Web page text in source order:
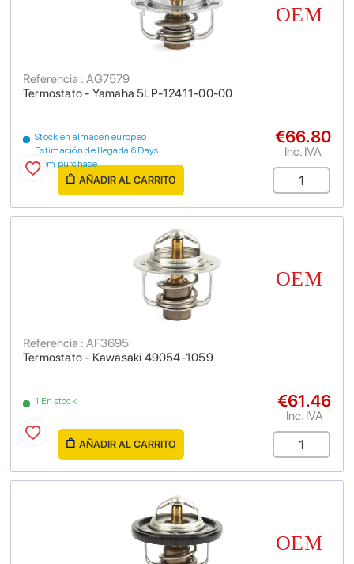
Termostato - Yamaha 5LP-12411-00-00
Referencia : AG7579
Stock en almacén europeo
Estimación de llegada 6 Days
from purchase
€66.80
Inc. IVA
AÑADIR AL CARRITO
Termostato - Kawasaki 49054-1059
Referencia : AF3695
1 En stock €61.46
Inc. IVA
AÑADIR AL CARRITO